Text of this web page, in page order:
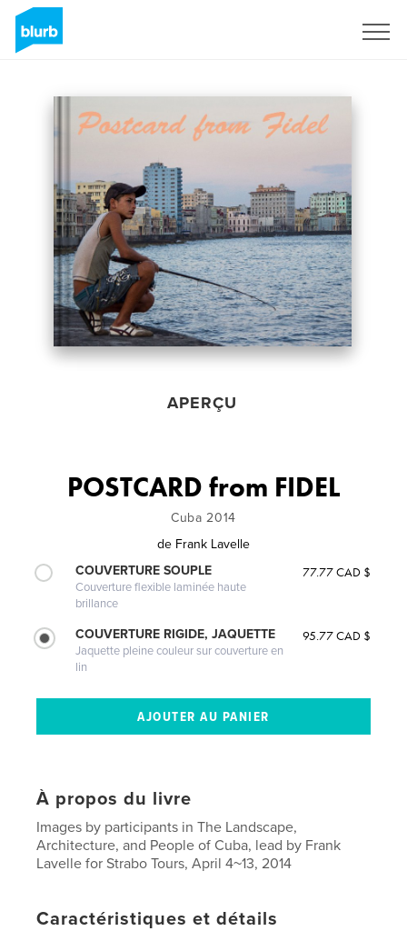
APERÇU
POSTCARD from FIDEL
Cuba 2014
de Frank Lavelle
COUVERTURE SOUPLE
Couverture flexible laminée haute
brillance
77.77 CAD $
COUVERTURE RIGIDE, JAQUETTE
Jaquette pleine couleur sur couverture en
lin
95.77 CAD $
À propos du livre
Images by participants in The Landscape,
Architecture, and People of Cuba, lead by Frank
Lavelle for Strabo Tours, April 4~13, 2014
Caractéristiques et détails